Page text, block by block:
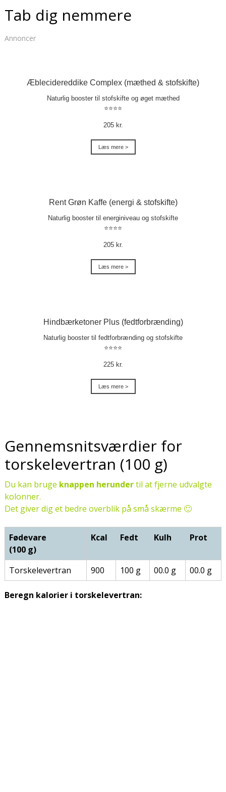
Tab dig nemmere
Annoncer
Æblecidereddike Complex (mæthed & stofskifte)
Naturlig booster til stofskifte og øget mæthed
⭐⭐⭐⭐
205 kr.
Læs mere >
Rent Grøn Kaffe (energi & stofskifte)
Naturlig booster til energiniveau og stofskifte
⭐⭐⭐⭐
205 kr.
Læs mere >
Hindbærketoner Plus (fedtforbrænding)
Naturlig booster til fedtforbrænding og stofskifte
⭐⭐⭐⭐
225 kr.
Læs mere >
Gennemsnitsværdier for
torskelevertran (100 g)
Du kan bruge knappen herundertil at fjerne udvalgte
kolonner.
Det giver dig et bedre overblik på små skærme 🙂
Fødevare
(100 g)
Kcal Fedt Kulh Prot
Torskelevertran 900 100 g 00.0 g 00.0 g
Beregn kalorier i torskelevertran: